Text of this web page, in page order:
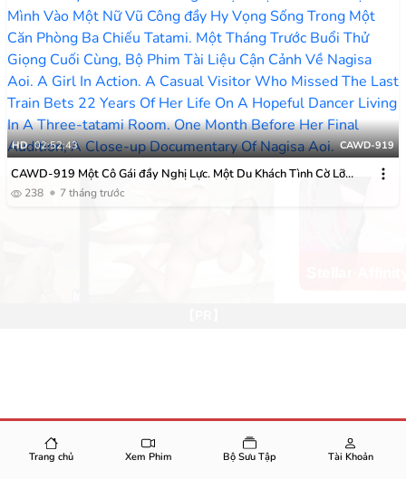
Trang chủ Xem Phim Bộ Sưu Tập Tài Khoản
HD 02:52:43 CAWD-919
CAWD-919 Một Cô Gái đầy Nghị Lực. Một Du Khách Tình Cờ Lỡ
Chuyến Tàu Cuối Cùng đã đặt Cược 22 Năm Cuộc đời Mình Vào Một
238 7 tháng trước